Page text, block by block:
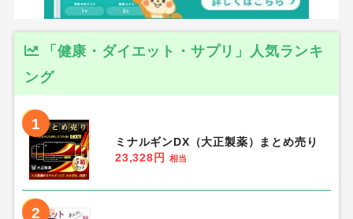
「健康・ダイエット・サプリ」人気ランキ
ング
1
ミナルギンDX（大正製薬）まとめ売り
23,328円
相当
2